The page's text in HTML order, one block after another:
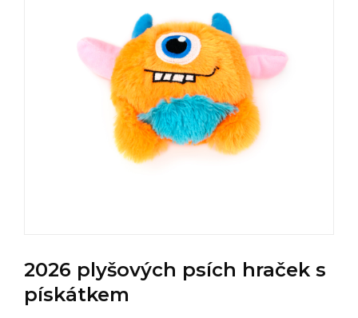
2026 plyšových psích hraček s
pískátkem